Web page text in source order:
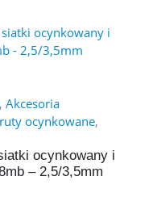
, Akcesoria
ocynkowane,
ocynkowany i
– 2,5/3,5mm